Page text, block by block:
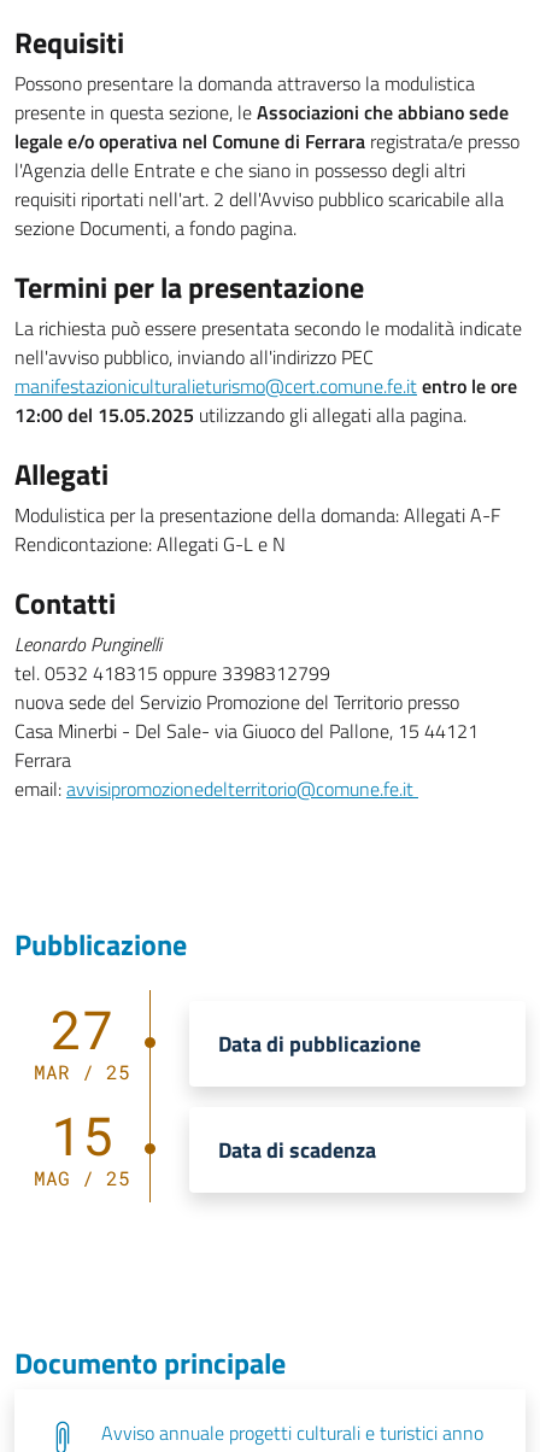
Requisiti
Possono presentare la domanda attraverso la modulistica
presente in questa sezione, leAssociazioni che abbiano sede
legale e/o operativa nel Comune di Ferrara registrata/e presso
l'Agenzia delle Entrate e che siano in possesso degli altri
requisiti riportati nell'art. 2 dell'Avviso pubblico scaricabile alla
sezione Documenti, a fondo pagina.
Termini per la presentazione
La richiesta può essere presentata secondo le modalità indicate
nell'avviso pubblico, inviando all'indirizzo PEC
manifestazioniculturalieturismo@cert.comune.fe.itentro le ore
12:00 del 15.05.2025 utilizzando gli allegati alla pagina.
Allegati
Modulistica per la presentazione della domanda: Allegati A-F
Rendicontazione: Allegati G-L e N
Contatti
Leonardo Punginelli
tel. 0532 418315 oppure 3398312799
nuova sede del Servizio Promozione del Territorio presso
Casa Minerbi - Del Sale- via Giuoco del Pallone, 15 44121
Ferrara
email:avvisipromozionedelterritorio@comune.fe.it
Pubblicazione
27
MAR / 25
Data di pubblicazione
15
MAG / 25
Data di scadenza
Documento principale
Avviso annuale progetti culturali e turistici anno